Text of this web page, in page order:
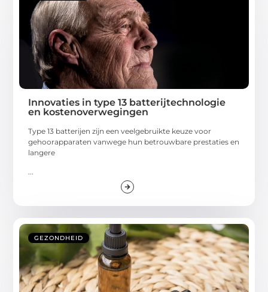
Innovaties in type 13 batterijtechnologie
en kostenoverwegingen
Type 13 batterijen zijn een veelgebruikte keuze voor
gehoorapparaten vanwege hun betrouwbare prestaties en
langere
...
GEZONDHEID